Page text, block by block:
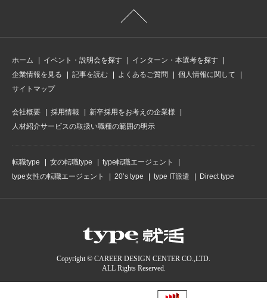
ホーム イベント・説明会を探す
インターン・本選考を探す
企業情報を見る
記事を読む よくあるご質問
個人情報に関して
サイトマップ
会社概要 採用情報
新卒採用をお考えの企業様
人材紹介サービスの取扱い職種の範囲の明示
転職type 女の転職type
type転職エージェント
type女性の転職エージェント
20’s type type IT派遣 Direct type
Copyright © CAREER DESIGN CENTER CO.,LTD.
ALL Rights Reserved.